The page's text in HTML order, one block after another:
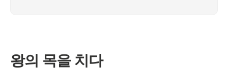
왕의 목을 치다